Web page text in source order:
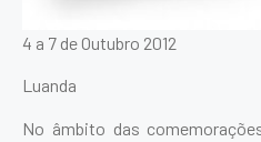
4 a 7 de Outubro 2012
Luanda
No âmbito das